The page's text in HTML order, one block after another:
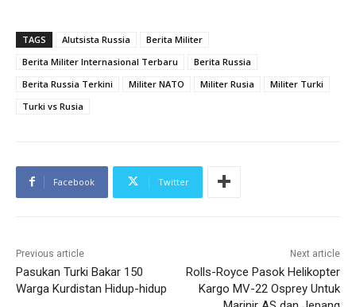
TAGS Alutsista Russia
Berita Militer
Berita Militer Internasional Terbaru
Berita Russia
Berita Russia Terkini
Militer NATO Militer Rusia
Militer Turki
Turki vs Rusia
Facebook Twitter
Previous article
Pasukan Turki Bakar 150
Warga Kurdistan Hidup-hidup
Next article
Rolls-Royce Pasok Helikopter
Kargo MV-22 Osprey Untuk